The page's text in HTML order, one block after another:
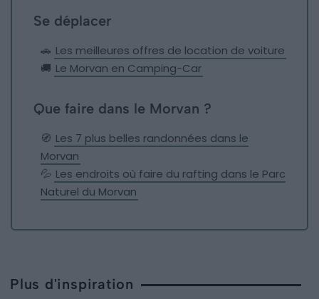
Se déplacer
🚗 Les meilleures offres de location de voiture
🚚 Le Morvan en Camping-Car
Que faire dans le Morvan ?
🧭 Les 7 plus belles randonnées dans le
Morvan
💦 Les endroits où faire du rafting dans le Parc
Naturel du Morvan
Plus d'inspiration